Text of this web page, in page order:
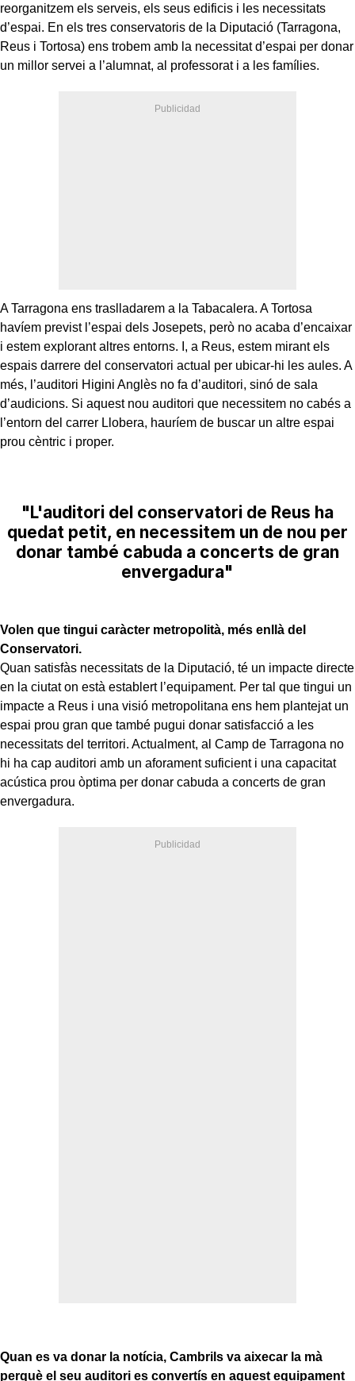
reorganitzem els serveis, els seus edificis i les necessitats
d’espai. En els tres conservatoris de la Diputació (Tarragona,
Reus i Tortosa) ens trobem amb la necessitat d’espai per donar
un millor servei a l’alumnat, al professorat i a les famílies.
A Tarragona ens traslladarem a la Tabacalera. A Tortosa
havíem previst l’espai dels Josepets, però no acaba d’encaixar
i estem explorant altres entorns. I, a Reus, estem mirant els
espais darrere del conservatori actual per ubicar-hi les aules. A
més, l’auditori Higini Anglès no fa d’auditori, sinó de sala
d’audicions. Si aquest nou auditori que necessitem no cabés a
l’entorn del carrer Llobera, hauríem de buscar un altre espai
prou cèntric i proper.
"L'auditori del conservatori de Reus ha
quedat petit, en necessitem un de nou per
donar també cabuda a concerts de gran
envergadura"
Volen que tingui caràcter metropolità, més enllà del
Conservatori.
Quan satisfàs necessitats de la Diputació, té un impacte directe
en la ciutat on està establert l’equipament. Per tal que tingui un
impacte a Reus i una visió metropolitana ens hem plantejat un
espai prou gran que també pugui donar satisfacció a les
necessitats del territori. Actualment, al Camp de Tarragona no
hi ha cap auditori amb un aforament suficient i una capacitat
acústica prou òptima per donar cabuda a concerts de gran
envergadura.
Quan es va donar la notícia, Cambrils va aixecar la mà
perquè el seu auditori es convertís en aquest equipament